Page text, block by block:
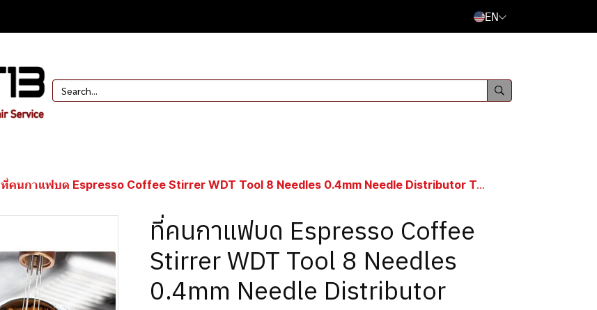
EN
ที่คนกาแฟบด Espresso Coffee Stirrer WDT Tool 8 Needles 0.4mm Needle Distributor Tamper Wood
ที่คนกาแฟบด Espresso Coffee
Stirrer WDT Tool 8 Needles
0.4mm Needle Distributor